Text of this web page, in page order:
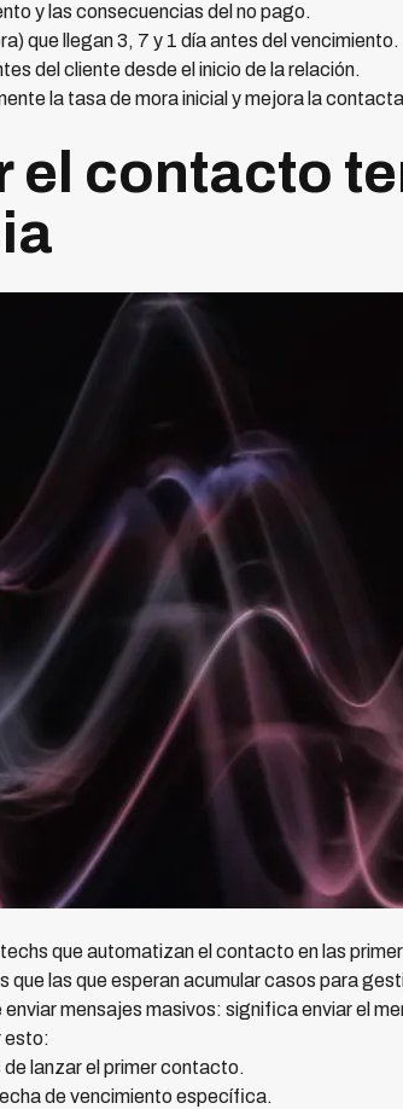
y las consecuencias del no pago.
que llegan 3, 7 y 1 día antes del vencimiento.
del cliente desde el inicio de la relación.
la tasa de mora inicial y mejora la
el contacto
que automatizan el contacto en las
las que esperan acumular casos para
mensajes masivos: significa enviar el
esto:
lanzar el primer contacto.
de vencimiento específica.